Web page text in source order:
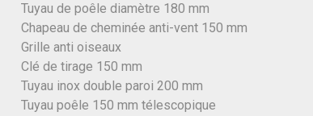
Tuyau de poêle diamètre 180 mm
Chapeau de cheminée anti-vent 150 mm
Grille anti oiseaux
Clé de tirage 150 mm
Tuyau inox double paroi 200 mm
Tuyau poêle 150 mm télescopique